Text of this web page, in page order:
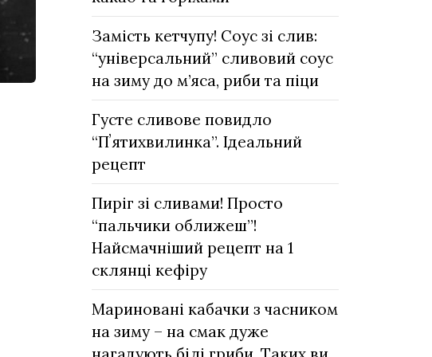
Замість кетчупу! Соус зі слив:
“універсальний” сливовий соус
на зиму до м’яса, риби та піци
Густе сливове повидло
“Пʼятихвилинка”. Ідеальний
рецепт
Пиріг зі сливами! Просто
“пальчики оближеш”!
Найсмачніший рецепт на 1
склянці кефіру
Мариновані кабачки з часником
на зиму – на смак дуже